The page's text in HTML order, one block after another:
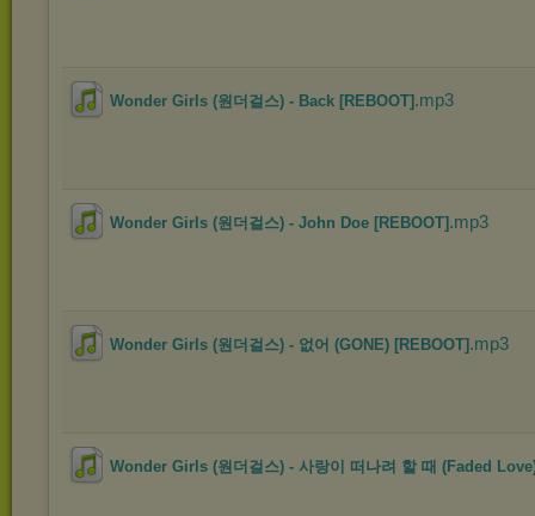
Wonder Girls (원더걸스) - Back [REBOOT] .mp3
Wonder Girls (원더걸스) - John Doe [REBOOT] .mp3
Wonder Girls (원더걸스) - 없어 (GONE) [REBOOT] .mp3
Wonder Girls (원더걸스) - 사랑이 떠나려 할 때 (Faded